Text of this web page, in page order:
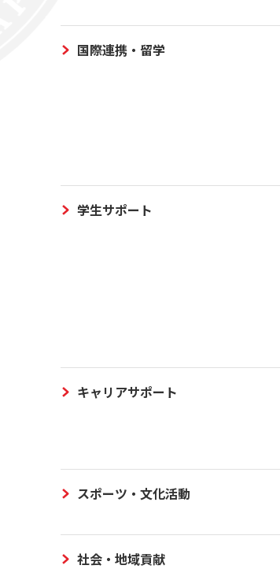
国際連携・留学
学生サポート
キャリアサポート
スポーツ・文化活動
社会・地域貢献